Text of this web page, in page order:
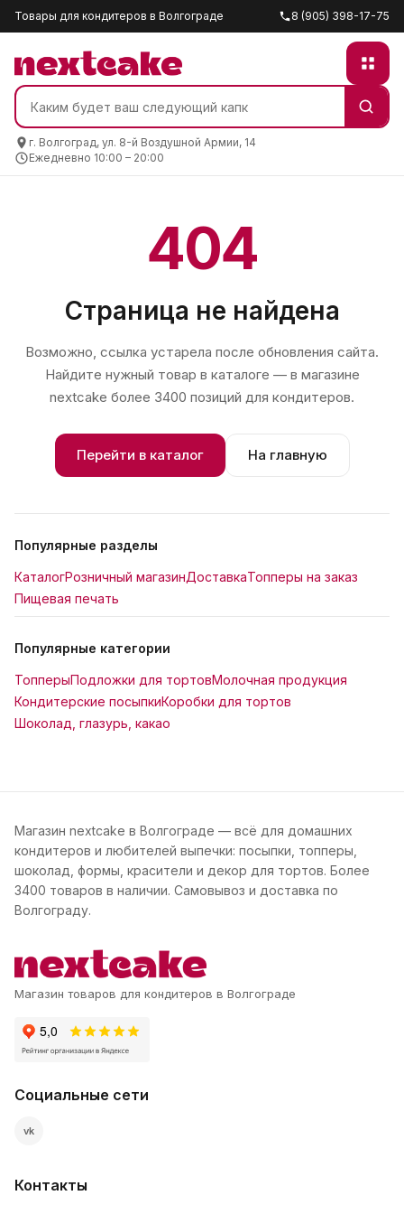
Товары для кондитеров в Волгограде 8 (905) 398-17-75
г. Волгоград, ул. 8-й Воздушной Армии, 14
Ежедневно 10:00 – 20:00
404
Страница не найдена
Возможно, ссылка устарела после обновления сайта.
Найдите нужный товар в каталоге — в магазине
nextcake более 3400 позиций для кондитеров.
Перейти в каталог На главную
Популярные разделы
КаталогРозничный магазинДоставкаТопперы на заказ
Пищевая печать
Популярные категории
ТопперыПодложки для тортовМолочная продукция
Кондитерские посыпкиКоробки для тортов
Шоколад, глазурь, какао
Магазин nextcake в Волгограде — всё для домашних
кондитеров и любителей выпечки: посыпки, топперы,
шоколад, формы, красители и декор для тортов. Более
3400 товаров в наличии. Самовывоз и доставка по
Волгограду.
Магазин товаров для кондитеров в Волгограде
Социальные сети
vk
Контакты